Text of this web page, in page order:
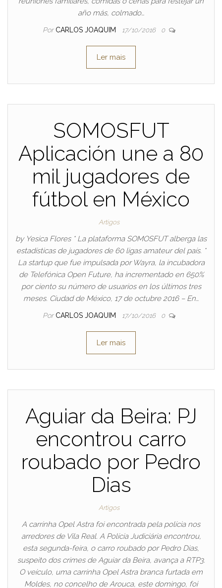
año más, colmado…
Por CARLOS JOAQUIM 17/10/2016 0
Ler mais
SOMOSFUT
Aplicación une a 80
mil jugadores de
fútbol en México
Artigos
by Yesica Flores * La plataforma SOMOSFUT alberga las
estadísticas de jugadores de 60 ligas amateur del país. *
La startup que fue impulsada por Wayra, la incubadora
de Telefónica Open Future, ha incrementado en 650%
por ciento su número de usuarios en los últimos tres
meses. Ciudad de México, 17 de octubre 2016 – En…
Por CARLOS JOAQUIM 17/10/2016 0
Ler mais
Aguiar da Beira: PJ
encontrou carro
roubado por Pedro
Dias
Artigos
A carrinha Opel Astra foi encontrada pela polícia nos
arredores de Vila Real. A Polícia Judiciária encontrou,
esta segunda-feira, o carro roubado por Pedro Dias,
suspeito dos crimes de Aguiar da Beira, avança a RTP3.
O veículo, uma carrinha Opel Astra branca furtada em
Moldes, no concelho de Arouca, este domingo, foi